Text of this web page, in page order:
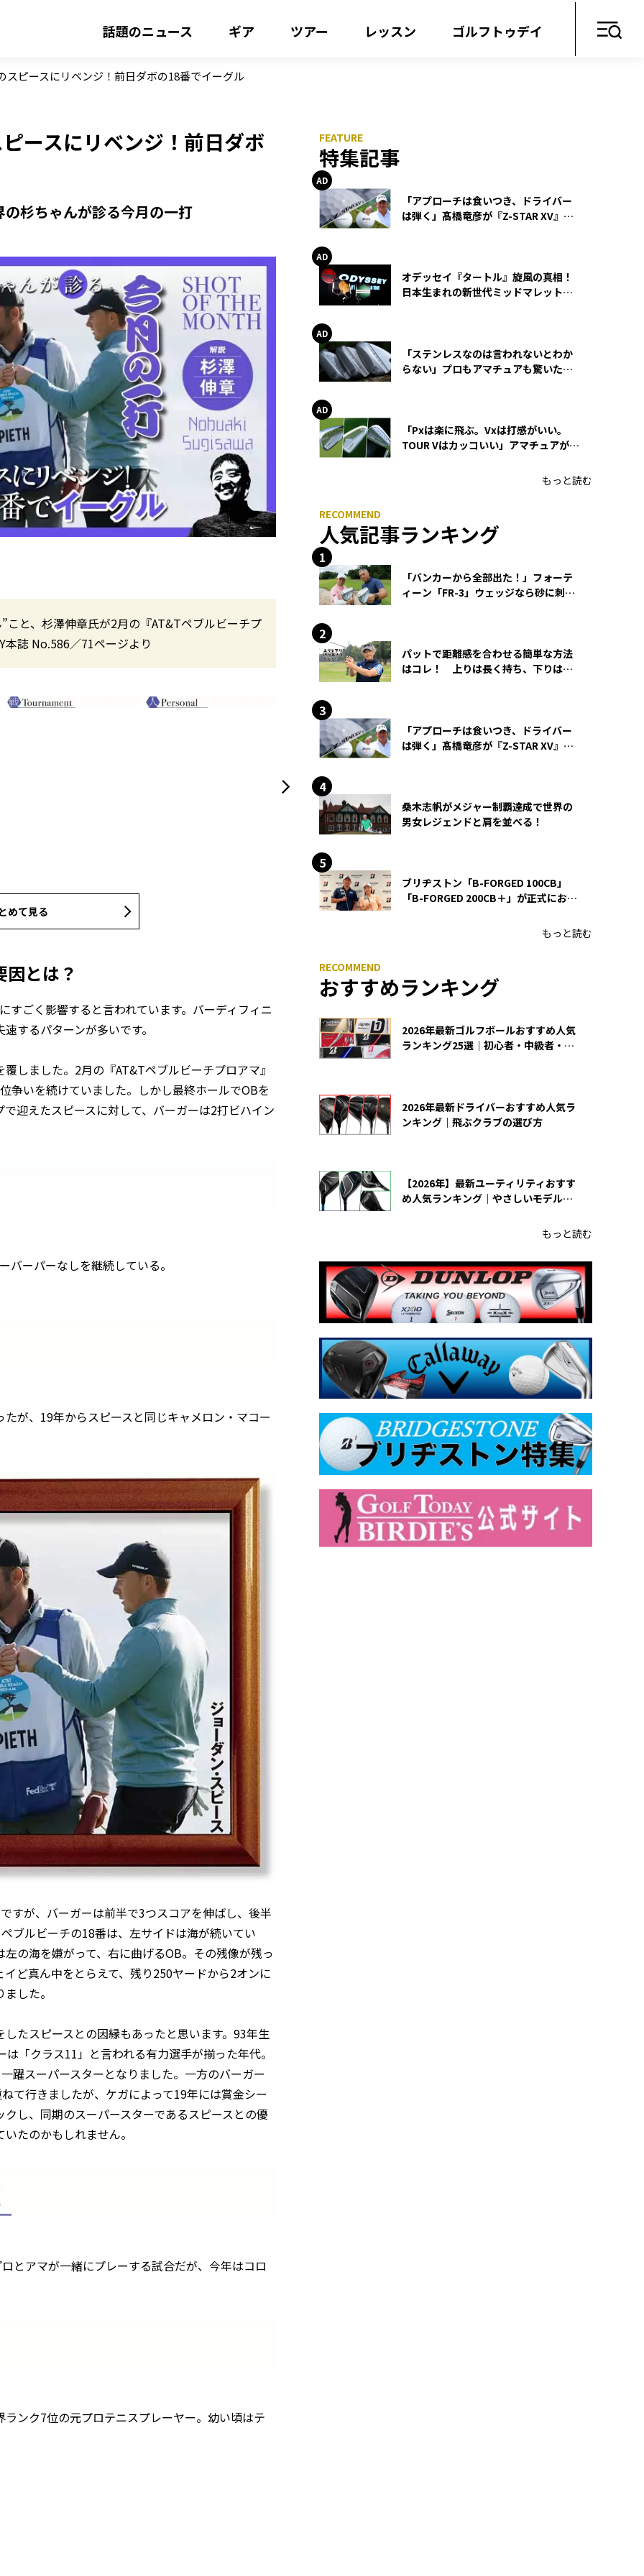
話題のニュース ギア ツアー レッスン ゴルフトゥデイ
スピースにリベンジ！前日ダボの18番でイーグル
ースにリベンジ！前日ダボ
杉ちゃんが診る今月の一打
と、杉澤伸章氏が2月の『AT&Tペブルビーチプ
本誌 No.586／71ページより
めて見る
とは？
ごく影響すると言われています。バーディフィニ
するパターンが多いです。
しました。2月の『AT&Tペブルビーチプロアマ』
争いを続けていました。しかし最終ホールでOBを
迎えたスピースに対して、バーガーは2打ビハイン
ーパーなしを継続している。
が、19年からスピースと同じキャメロン・マコー
すが、バーガーは前半で3つスコアを伸ばし、後半
ブルビーチの18番は、左サイドは海が続いてい
の海を嫌がって、右に曲げるOB。その残像が残っ
ど真ん中をとらえて、残り250ヤードから2オンに
した。
たスピースとの因縁もあったと思います。93年生
「クラス11」と言われる有力選手が揃った年代。
躍スーパースターとなりました。一方のバーガー
て行きましたが、ケガによって19年には賞金シー
し、同期のスーパースターであるスピースとの優
たのかもしれません。
とアマが一緒にプレーする試合だが、今年はコロ
ンク7位の元プロテニスプレーヤー。幼い頃はテ
特集記事
「アプローチは食いつき、ドライバー
は弾く」髙橋竜彦が『Z-STAR XV』を
オデッセイ『タートル』旋風の真相！
日本生まれの新世代ミッドマレットが
「ステンレスなのは言われないとわか
らない」プロもアマチュアも驚いた
「Pxは楽に飛ぶ。Vxは打感がいい。
TOUR Vはカッコいい」アマチュアが選
もっと読む
人気記事ランキング
「バンカーから全部出た！」フォーテ
ィーン「FR-3」ウェッジなら砂に刺さ
パットで距離感を合わせる簡単な方法
はコレ！ 上りは長く持ち、下りは短
「アプローチは食いつき、ドライバー
は弾く」髙橋竜彦が『Z-STAR XV』を
桑木志帆がメジャー制覇達成で世界の
男女レジェンドと肩を並べる！
ブリヂストン「B-FORGED 100CB」
「B-FORGED 200CB＋」が正式にお披
もっと読む
おすすめランキング
2026年最新ゴルフボールおすすめ人気
ランキング25選｜初心者・中級者・上
2026年最新ドライバーおすすめ人気ラ
ンキング｜飛ぶクラブの選び方
【2026年】最新ユーティリティおすす
め人気ランキング｜やさしいモデルの
もっと読む